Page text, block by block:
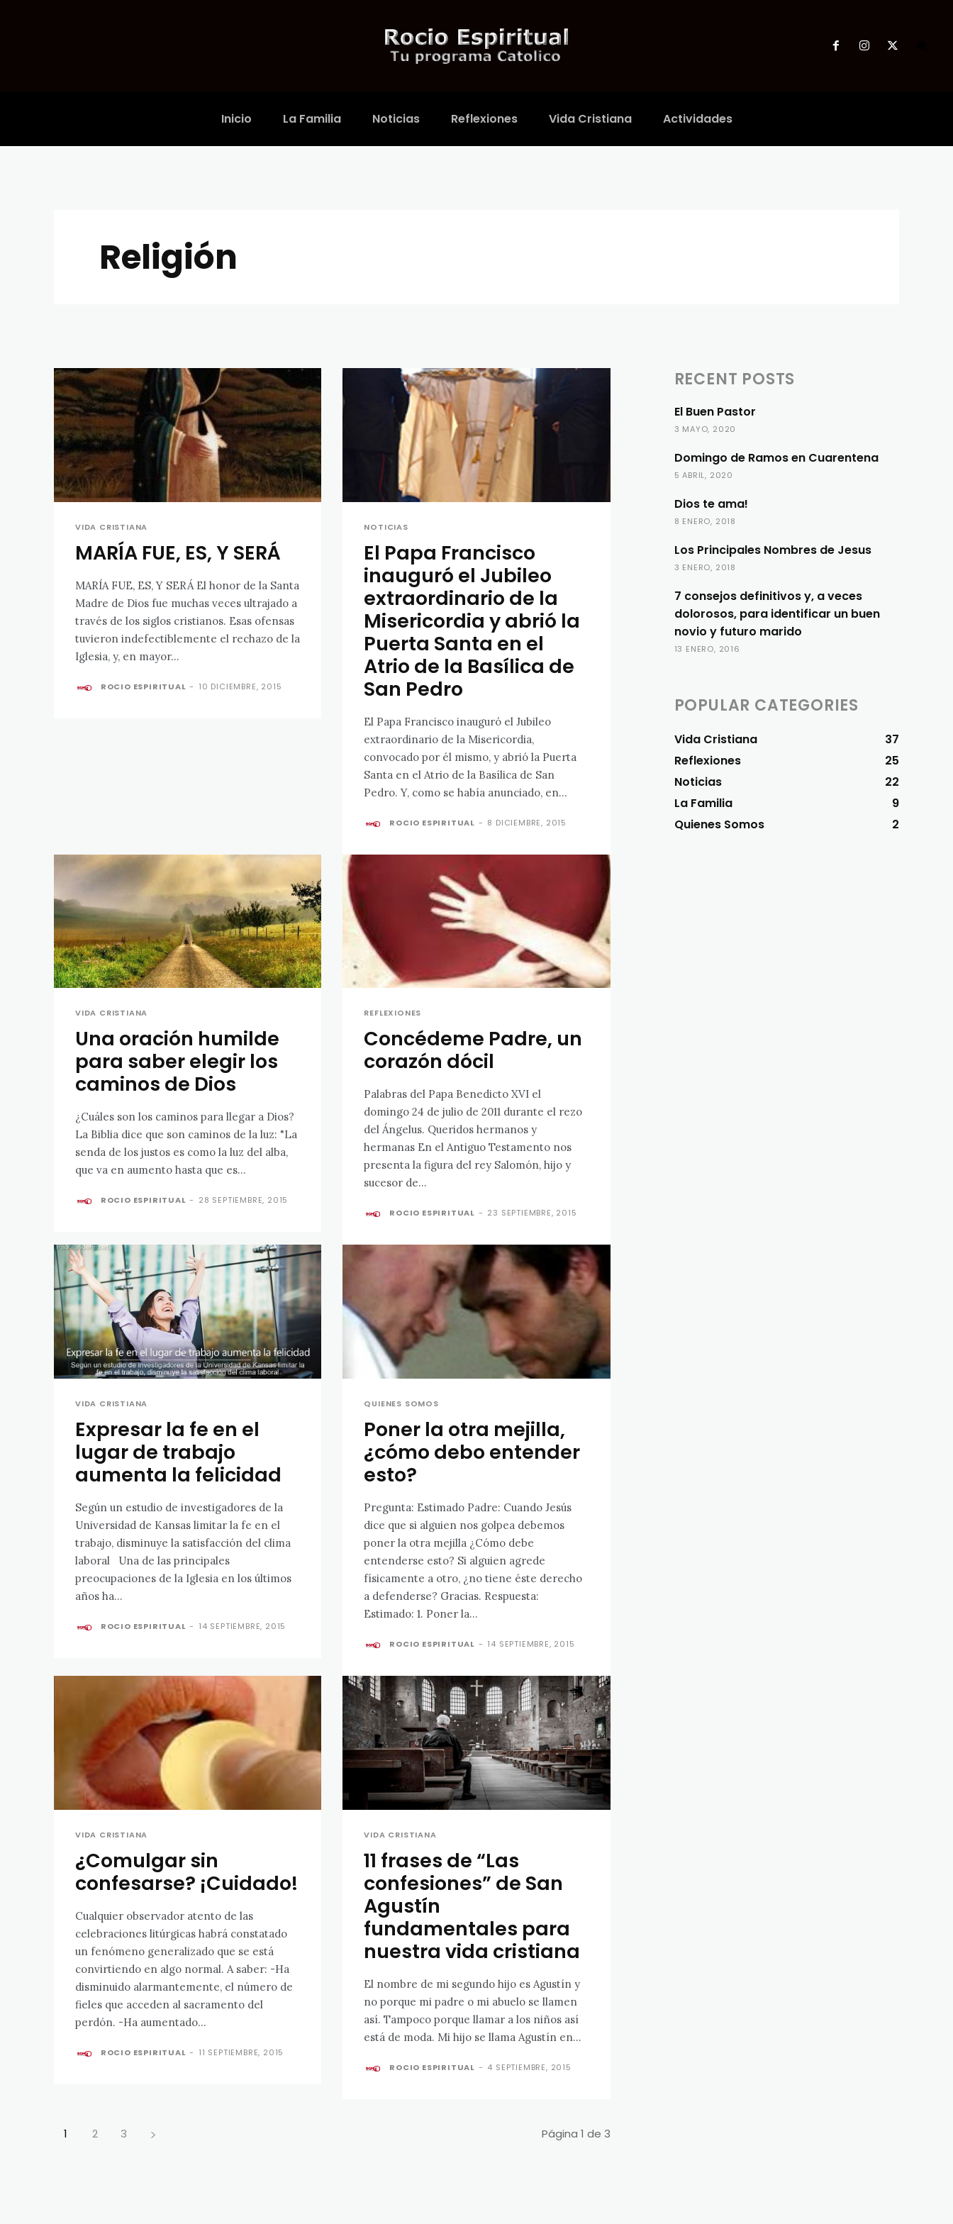
Inicio La Familia Noticias Reflexiones Vida Cristiana Actividades
Religión
VIDA CRISTIANA
MARÍA FUE, ES, Y SERÁ
MARÍA FUE, ES, Y SERÁ El honor de la Santa
Madre de Dios fue muchas veces ultrajado a
través de los siglos cristianos. Esas ofensas
tuvieron indefectiblemente el rechazo de la
Iglesia, y, en mayor...
ROCIO ESPIRITUAL - 10 DICIEMBRE, 2015
NOTICIAS
El Papa Francisco
inauguró el Jubileo
extraordinario de la
Misericordia y abrió la
Puerta Santa en el
Atrio de la Basílica de
San Pedro
El Papa Francisco inauguró el Jubileo
extraordinario de la Misericordia,
convocado por él mismo, y abrió la Puerta
Santa en el Atrio de la Basílica de San
Pedro. Y, como se había anunciado, en...
ROCIO ESPIRITUAL - 8 DICIEMBRE, 2015
VIDA CRISTIANA
Una oración humilde
para saber elegir los
caminos de Dios
¿Cuáles son los caminos para llegar a Dios?
La Biblia dice que son caminos de la luz: "La
senda de los justos es como la luz del alba,
que va en aumento hasta que es...
ROCIO ESPIRITUAL - 28 SEPTIEMBRE, 2015
REFLEXIONES
Concédeme Padre, un
corazón dócil
Palabras del Papa Benedicto XVI el
domingo 24 de julio de 2011 durante el rezo
del Ángelus. Queridos hermanos y
hermanas En el Antiguo Testamento nos
presenta la figura del rey Salomón, hijo y
sucesor de...
ROCIO ESPIRITUAL - 23 SEPTIEMBRE, 2015
VIDA CRISTIANA
Expresar la fe en el
lugar de trabajo
aumenta la felicidad
Según un estudio de investigadores de la
Universidad de Kansas limitar la fe en el
trabajo, disminuye la satisfacción del clima
laboral Una de las principales
preocupaciones de la Iglesia en los últimos
años ha...
ROCIO ESPIRITUAL - 14 SEPTIEMBRE, 2015
QUIENES SOMOS
Poner la otra mejilla,
¿cómo debo entender
esto?
Pregunta: Estimado Padre: Cuando Jesús
dice que si alguien nos golpea debemos
poner la otra mejilla ¿Cómo debe
entenderse esto? Si alguien agrede
físicamente a otro, ¿no tiene éste derecho
a defenderse? Gracias. Respuesta:
Estimado: 1. Poner la...
ROCIO ESPIRITUAL - 14 SEPTIEMBRE, 2015
VIDA CRISTIANA
¿Comulgar sin
confesarse? ¡Cuidado!
Cualquier observador atento de las
celebraciones litúrgicas habrá constatado
un fenómeno generalizado que se está
convirtiendo en algo normal. A saber: -Ha
disminuido alarmantemente, el número de
fieles que acceden al sacramento del
perdón. -Ha aumentado...
ROCIO ESPIRITUAL - 11 SEPTIEMBRE, 2015
VIDA CRISTIANA
11 frases de “Las
confesiones” de San
Agustín
fundamentales para
nuestra vida cristiana
El nombre de mi segundo hijo es Agustín y
no porque mi padre o mi abuelo se llamen
así. Tampoco porque llamar a los niños así
está de moda. Mi hijo se llama Agustín en...
ROCIO ESPIRITUAL - 4 SEPTIEMBRE, 2015
1 2 3 Página 1 de 3
RECENT POSTS
El Buen Pastor
3 MAYO, 2020
Domingo de Ramos en Cuarentena
5 ABRIL, 2020
Dios te ama!
8 ENERO, 2018
Los Principales Nombres de Jesus
3 ENERO, 2018
7 consejos definitivos y, a veces
dolorosos, para identificar un buen
novio y futuro marido
13 ENERO, 2016
POPULAR CATEGORIES
Vida Cristiana
37
Reflexiones
25
Noticias
22
La Familia
9
Quienes Somos
2